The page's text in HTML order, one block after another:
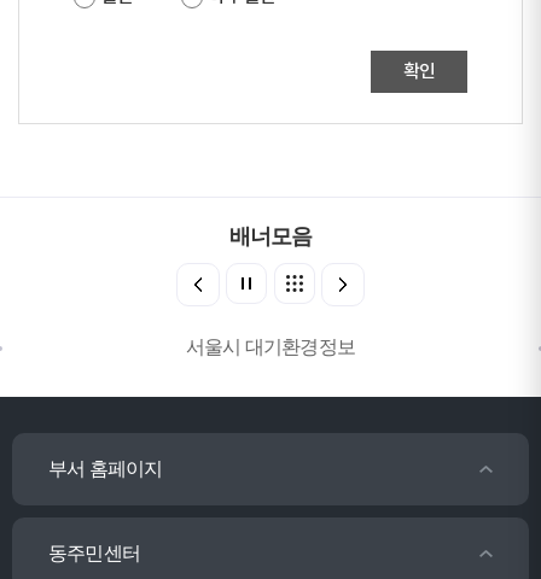
확인
배너모음
서울시 대기환경정보
부서 홈페이지
동주민센터